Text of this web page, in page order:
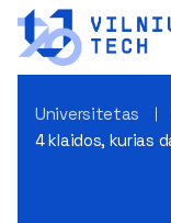
Universitetas
4 klaidos, kurias